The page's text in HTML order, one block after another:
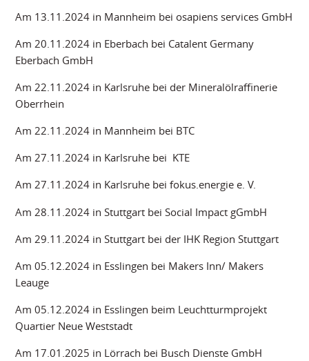
Am 13.11.2024 in Mannheim bei osapiens services GmbH
Am 20.11.2024 in Eberbach bei Catalent Germany
Eberbach GmbH
Am 22.11.2024 in Karlsruhe bei der Mineralölraffinerie
Oberrhein
Am 22.11.2024 in Mannheim bei BTC
Am 27.11.2024 in Karlsruhe bei KTE
Am 27.11.2024 in Karlsruhe bei fokus.energie e. V.
Am 28.11.2024 in Stuttgart bei Social Impact gGmbH
Am 29.11.2024 in Stuttgart bei der IHK Region Stuttgart
Am 05.12.2024 in Esslingen bei Makers Inn/ Makers
Leauge
Am 05.12.2024 in Esslingen beim Leuchtturmprojekt
Quartier Neue Weststadt
Am 17.01.2025 in Lörrach bei Busch Dienste GmbH